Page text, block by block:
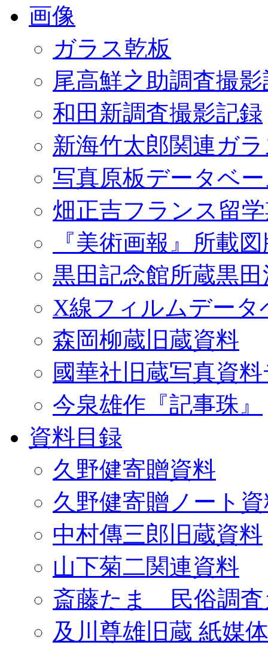
画像
ガラス乾板
尾高鮮之助調査撮
和田新調査撮影記録
新海竹太郎関連ガ
写真原板データベ
畑正吉フランス留
『美術画報』所載
黒田記念館所蔵黒
X線フィルムデータ
森岡柳蔵旧蔵資料
國華社旧蔵写真資
今泉雄作『記事珠』
資料目録
久野健寄贈資料
久野健寄贈ノート
中村傳三郎旧蔵資料
山下菊二関連資料
斎藤たま 民俗調査
及川尊雄旧蔵 紙媒